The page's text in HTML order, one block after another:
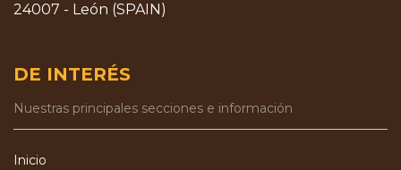
24007 - León (SPAIN)
DE INTERÉS
Nuestras principales secciones e información
Inicio